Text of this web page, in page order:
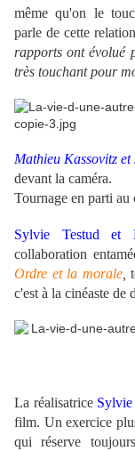
même qu'on le
parle de cette
rapports ont évolué
très touchant pour
Mathieu Kassovitz
devant la caméra.
Tournage en parti au
Sylvie Testud et
collaboration
Ordre et la morale,
c'est à la cinéaste de
La réalisatrice Sylvie
film. Un exercice
qui réserve